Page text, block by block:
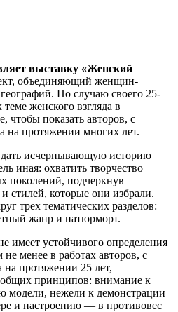
выставку «Женский
объединяющий женщин-
По случаю своего 25-
женского взгляда в
чтобы показать авторов, с
на протяжении многих лет.
дать исчерпывающую историю
иная: охватить творчество
поколений, подчеркнув
стилей, которые они избрали.
трех тематических разделов:
жанр и натюрморт.
имеет устойчивого определения
менее в работах авторов, с
на протяжении 25 лет,
общих принципов: внимание к
модели, нежели к демонстрации
и настроению — в противовес